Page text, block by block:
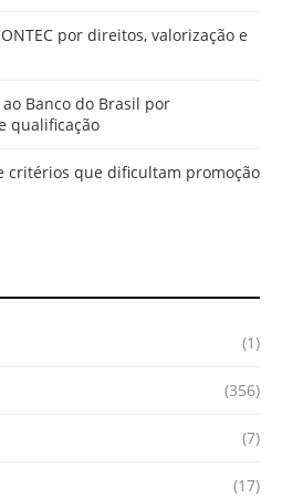
por direitos, valorização e
Banco do Brasil por
qualificação
critérios que dificultam promoção
(1)
(356)
(7)
(17)